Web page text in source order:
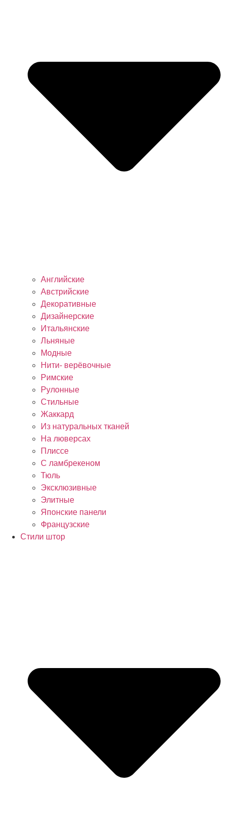
Английские
Австрийские
Декоративные
Дизайнерские
Итальянские
Льняные
Модные
Нити- верёвочные
Римские
Рулонные
Стильные
Жаккард
Из натуральных тканей
На люверсах
Плиссе
С ламбрекеном
Тюль
Эксклюзивные
Элитные
Японские панели
Французские
Стили штор